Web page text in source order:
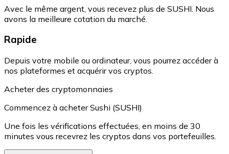
Avec le même argent, vous recevez plus de SUSHI. Nous
avons la meilleure cotation du marché.
Rapide
Depuis votre mobile ou ordinateur, vous pourrez accéder à
nos plateformes et acquérir vos cryptos.
Acheter des cryptomonnaies
Commencez à acheter Sushi (SUSHI)
Une fois les vérifications effectuées, en moins de 30
minutes vous recevrez les cryptos dans vos portefeuilles.